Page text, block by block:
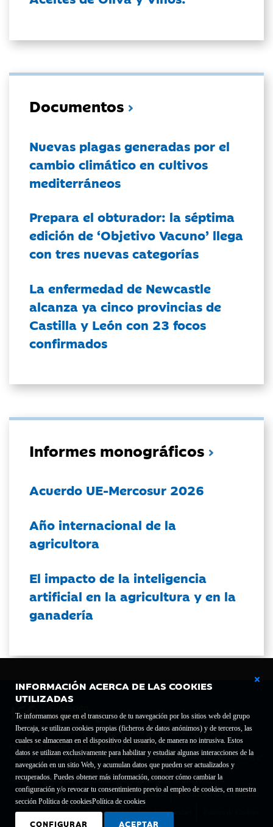
INFORMACIÓN ACERCA DE LAS COOKIES
UTILIZADAS
Te informamos que en el transcurso de tu navegación por los sitios web del grupo
Ibercaja, se utilizan cookies propias (ficheros de datos anónimos) y de terceros, las
cuales se almacenan en el dispositivo del usuario, de manera no intrusiva. Estos
datos se utilizan exclusivamente para habilitar y estudiar algunas interacciones de la
navegación en un sitio Web, y acumulan datos que pueden ser actualizados y
recuperados. Puedes obtener más información, conocer cómo cambiar la
configuración y/o revocar tu consentimiento previo al empleo de cookies, en nuestra
sección Política de cookiesPolítica de cookies
CONFIGURAR ACEPTAR
Documentos
Nuevas plagas generadas por el
cambio climático en cultivos
mediterráneos
Prepara el obturador: la séptima
edición de ‘Objetivo Vacuno’ llega
con tres nuevas categorías
La enfermedad de Newcastle
alcanza ya cinco provincias de
Castilla y León con 23 focos
confirmados
Informes monográficos
Acuerdo UE-Mercosur 2026
Año internacional de la
agricultora
El impacto de la inteligencia
artificial en la agricultura y en la
ganadería
Fundación Bancaria Ibercaja C.I.F. G-50000652.
Inscrita en el Registro de Fundaciones del Mº de Educación, Cultura y Deporte con el nº
1689.
Domicilio social: Joaquín Costa, 13. 50001 Zaragoza.
Contacto
Declaración de accesibilidad
Aviso legal Política de privacidad